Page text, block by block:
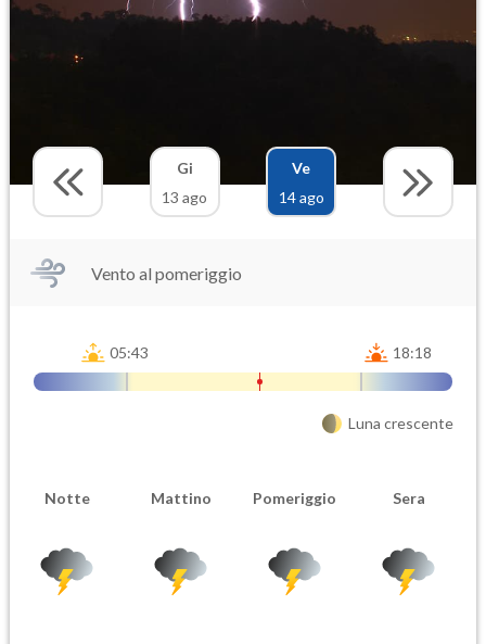
Gi
13 ago
Ve
14 ago
Vento al pomeriggio
05:43 18:18
Luna crescente
Notte Mattino Pomeriggio Sera